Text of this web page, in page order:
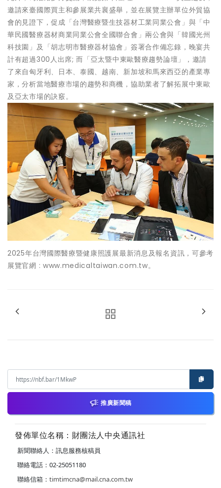
邀請來臺國際買主和參展業共襄盛舉，並在展覽主辦單位外貿協
會的見證下，促成「台灣醫療暨生技器材工業同業公會」與「中
華民國醫療器材商業同業公會全國聯合會」兩公會與「韓國光州
科技園」及「胡志明市醫療器材協會」簽署合作備忘錄，晚宴共
計有超過300人出席; 而「亞太暨中東歐醫療趨勢論壇」，邀請
了來自匈牙利、日本、泰國、越南、新加坡和馬來西亞的產業專
家，分析當地醫療市場的趨勢和商機，協助業者了解拓展中東歐
及亞太市場的訣竅。
2025年台灣國際醫療暨健康照護展最新消息及報名資訊，可參考
展覽官網 : www.medicaltaiwan.com.tw。
推廣新聞稿
發佈單位名稱：財團法人中央通訊社
新聞聯絡人：訊息服務核稿員
聯絡電話：02-25051180
聯絡信箱： timtimcna@mail.cna.com.tw